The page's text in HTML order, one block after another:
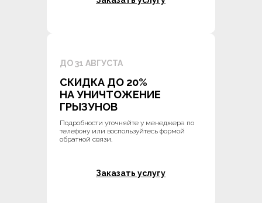
ДО 31 АВГУСТА
СКИДКА ДО 20%
НА УНИЧТОЖЕНИЕ
ГРЫЗУНОВ
Подробности уточняйте у менеджера по
телефону или воспользуйтесь формой
обратной связи.
Заказать услугу